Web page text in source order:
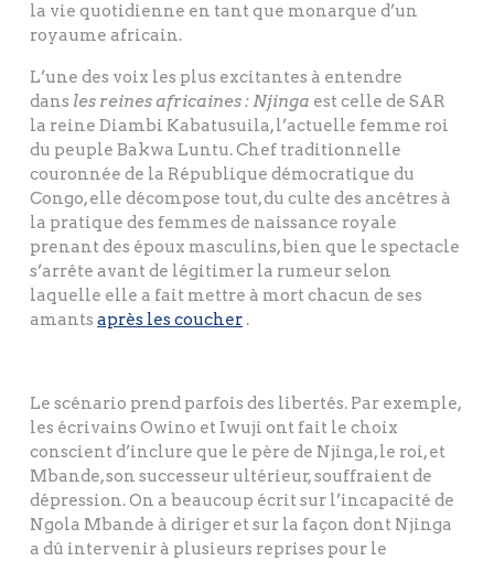
la vie quotidienne en tant que monarque d’un
royaume africain.
L’une des voix les plus excitantes à entendre
dans les reines africaines : Njinga est celle de SAR
la reine Diambi Kabatusuila, l’actuelle femme roi
du peuple Bakwa Luntu. Chef traditionnelle
couronnée de la République démocratique du
Congo, elle décompose tout, du culte des ancêtres à
la pratique des femmes de naissance royale
prenant des époux masculins, bien que le spectacle
s’arrête avant de légitimer la rumeur selon
laquelle elle a fait mettre à mort chacun de ses
amants après les coucher .
Le scénario prend parfois des libertés. Par exemple,
les écrivains Owino et Iwuji ont fait le choix
conscient d’inclure que le père de Njinga, le roi, et
Mbande, son successeur ultérieur, souffraient de
dépression. On a beaucoup écrit sur l’incapacité de
Ngola Mbande à diriger et sur la façon dont Njinga
a dû intervenir à plusieurs reprises pour le